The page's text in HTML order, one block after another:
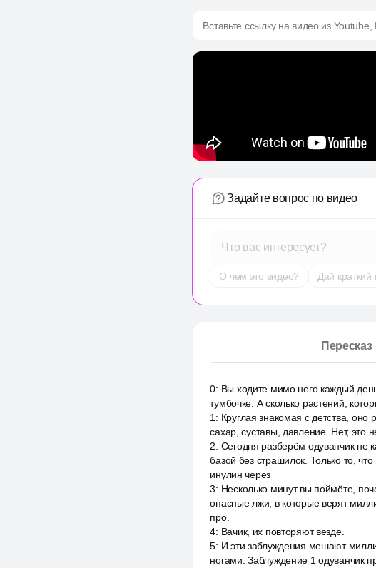
Вставьте ссылку на видео из
Задайте вопрос по видео
Что вас интересует?
О чем это видео? Дай краткий
Пересказ
0: Вы ходите мимо него каждый
тумбочке. А сколько растений,
1 : Круглая знакомая с детства,
сахар, суставы, давление. Нет, это
2: Сегодня разберём одуванчик не
базой без страшилок. Только то,
инулин через
3: Несколько минут вы поймёте,
опасные лжи, в которые верят
про.
4: Вачик, их повторяют везде.
5: И эти заблуждения мешают
ногами. Заблуждение 1 одуванчик